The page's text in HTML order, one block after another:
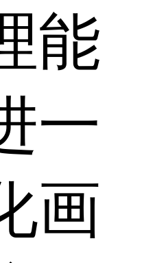
能
一
画